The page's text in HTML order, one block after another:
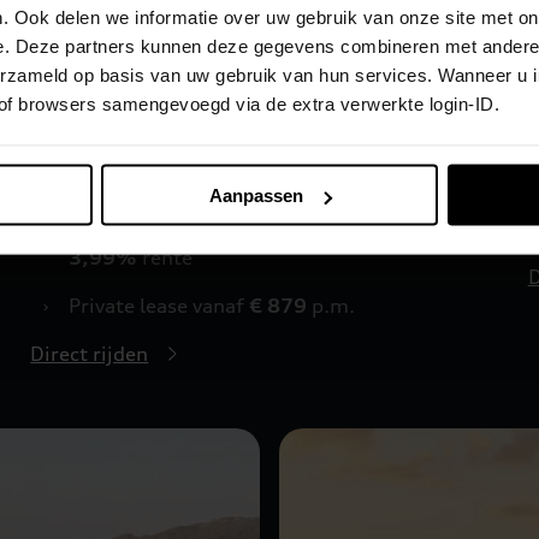
Ook delen we informatie over uw gebruik van onze site met
Deze partners kunnen deze gegevens combineren met
op basis van uw gebruik van hun services. Wanneer u
browsers samengevoegd via de extra verwerkte login-ID.
Aanpassen
Q5 e-hybrid
Strakke lijnen, slimme details en een wel heel
complete sportieve uitrusting, dat is de Q5 e-
hybrid. Met een elektrische actie radius van
›
Financial Lease vanaf€ 609p.m. met
3,99%rente
›
Private lease vanaf € 879 p.m.
Direct rijden